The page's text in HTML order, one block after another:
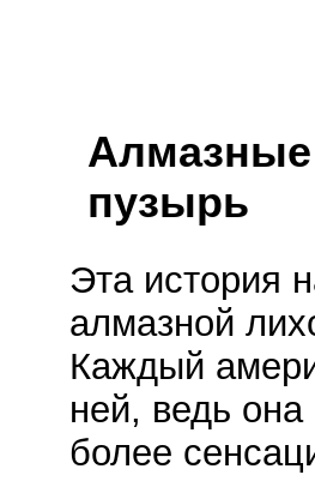
пузырь
Эта история
алмазной
Каждый
ней, ведь
более